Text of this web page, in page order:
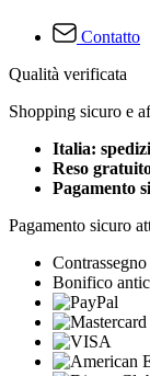
Contatto
Qualità verificata
Shopping sicuro e
Italia:
Reso
Pagamento
Pagamento sicuro
Contrassegno
Bonifico